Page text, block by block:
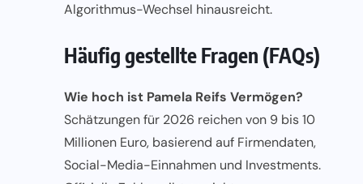
Algorithmus-Wechsel hinausreicht.
Häufig gestellte Fragen (FAQs)
Wie hoch ist Pamela Reifs Vermögen?
Schätzungen für 2026 reichen von 9 bis 10
Millionen Euro, basierend auf Firmendaten,
Social-Media-Einnahmen und Investments.